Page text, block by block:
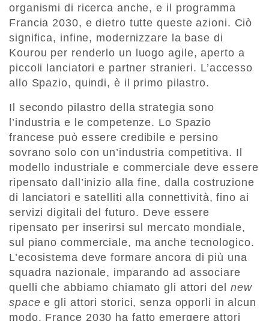
organismi di ricerca anche, e il programma
Francia 2030, e dietro tutte queste azioni. Ciò
significa, infine, modernizzare la base di
Kourou per renderlo un luogo agile, aperto a
piccoli lanciatori e partner stranieri. L’accesso
allo Spazio, quindi, è il primo pilastro.
Il secondo pilastro della strategia sono
l’industria e le competenze. Lo Spazio
francese può essere credibile e persino
sovrano solo con un’industria competitiva. Il
modello industriale e commerciale deve essere
ripensato dall’inizio alla fine, dalla costruzione
di lanciatori e satelliti alla connettività, fino ai
servizi digitali del futuro. Deve essere
ripensato per inserirsi sul mercato mondiale,
sul piano commerciale, ma anche tecnologico.
L’ecosistema deve formare ancora di più una
squadra nazionale, imparando ad associare
quelli che abbiamo chiamato gli attori del new
space e gli attori storici, senza opporli in alcun
modo. France 2030 ha fatto emergere attori